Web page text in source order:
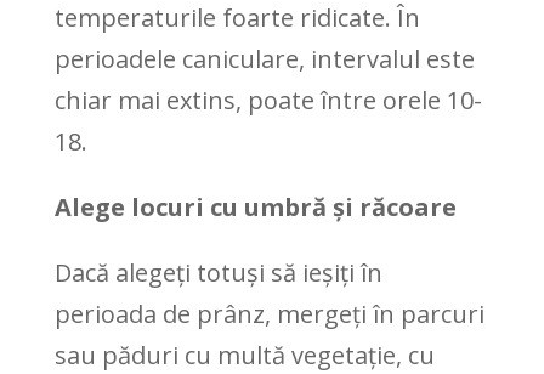
temperaturile foarte ridicate. În
perioadele caniculare, intervalul este
chiar mai extins, poate între orele 10-
18.
Alege locuri cu umbră și răcoare
Dacă alegeți totuși să ieșiți în
perioada de prânz, mergeți în parcuri
sau păduri cu multă vegetație, cu